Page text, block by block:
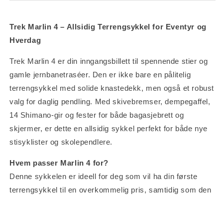
Trek Marlin 4 – Allsidig Terrengsykkel for Eventyr og
Hverdag
Trek Marlin 4 er din inngangsbillett til spennende stier og
gamle jernbanetraséer. Den er ikke bare en pålitelig
terrengsykkel med solide knastedekk, men også et robust
valg for daglig pendling. Med skivebremser, dempegaffel,
14 Shimano-gir og fester for både bagasjebrett og
skjermer, er dette en allsidig sykkel perfekt for både nye
stisyklister og skolependlere.
Hvem passer Marlin 4 for?
Denne sykkelen er ideell for deg som vil ha din første
terrengsykkel til en overkommelig pris, samtidig som den